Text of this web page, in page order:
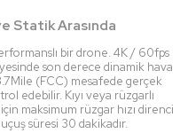
Statik Arasında
bir drone. 4K / 60fps
son derece dinamik hava
(FCC) mesafede gerçek
edebilir. Kıyı veya rüzgarlı
maksimum rüzgar hızı direnci
süresi 30 dakikadır.